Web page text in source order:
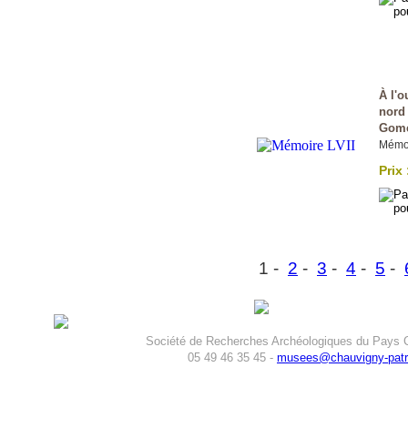
À
Prix
1 - 2 - 3 - 4 - 5 -
Société de Recherches Archéologiques du Pays
05 49 46 35 45 - musees@chauvigny-